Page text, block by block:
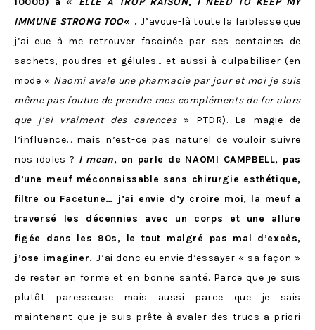
IMMUNE STRONG TOO« .J’avoue-là toute la faiblesse que
j’ai eue à me retrouver fascinée par ses centaines de
sachets, poudres et gélules… et aussi à culpabiliser (en
mode « Naomi avale une pharmacie par jour et moi je suis
même pas foutue de prendre mes compléments de fer alors
que j’ai vraiment des carences» PTDR). La magie de
l’influence… mais n’est-ce pas naturel de vouloir suivre
nos idoles ? I mean, on parle de NAOMI CAMPBELL, pas
d’une meuf méconnaissable sans chirurgie esthétique,
filtre ou Facetune… j’ai envie d’y croire moi, la meuf a
traversé les décennies avec un corps et une allure
figée dans les 90s, le tout malgré pas mal d’excès,
j’ose imaginer.J’ai donc eu envie d’essayer « sa façon »
de rester en forme et en bonne santé. Parce que je suis
plutôt paresseuse mais aussi parce que je sais
maintenant que je suis prête à avaler des trucs a priori